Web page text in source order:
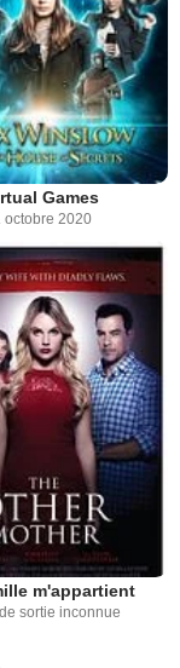
Games
octobre 2020
m'appartient
sortie inconnue